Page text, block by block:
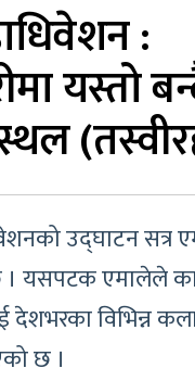
:
यस्तो
उद्घाटन
यसपटक एमालेले
देशभरका विभिन्न
छ ।